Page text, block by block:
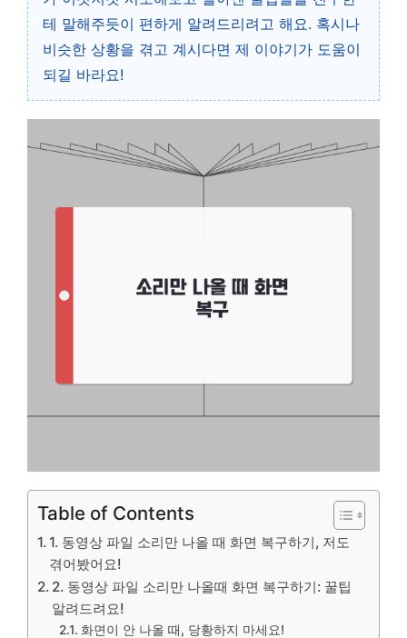
테 말해주듯이 편하게 알려드리려고 해요. 혹시나
비슷한 상황을 겪고 계시다면 제 이야기가 도움이
되길 바라요!
Table of Contents
1. 동영상 파일 소리만 나올 때 화면 복구하기, 저도
겪어봤어요!
2. 동영상 파일 소리만 나올때 화면 복구하기: 꿀팁
알려드려요!
화면이 안 나올 때, 당황하지 마세요!